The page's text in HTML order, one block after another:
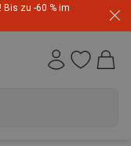
zu -60 % im